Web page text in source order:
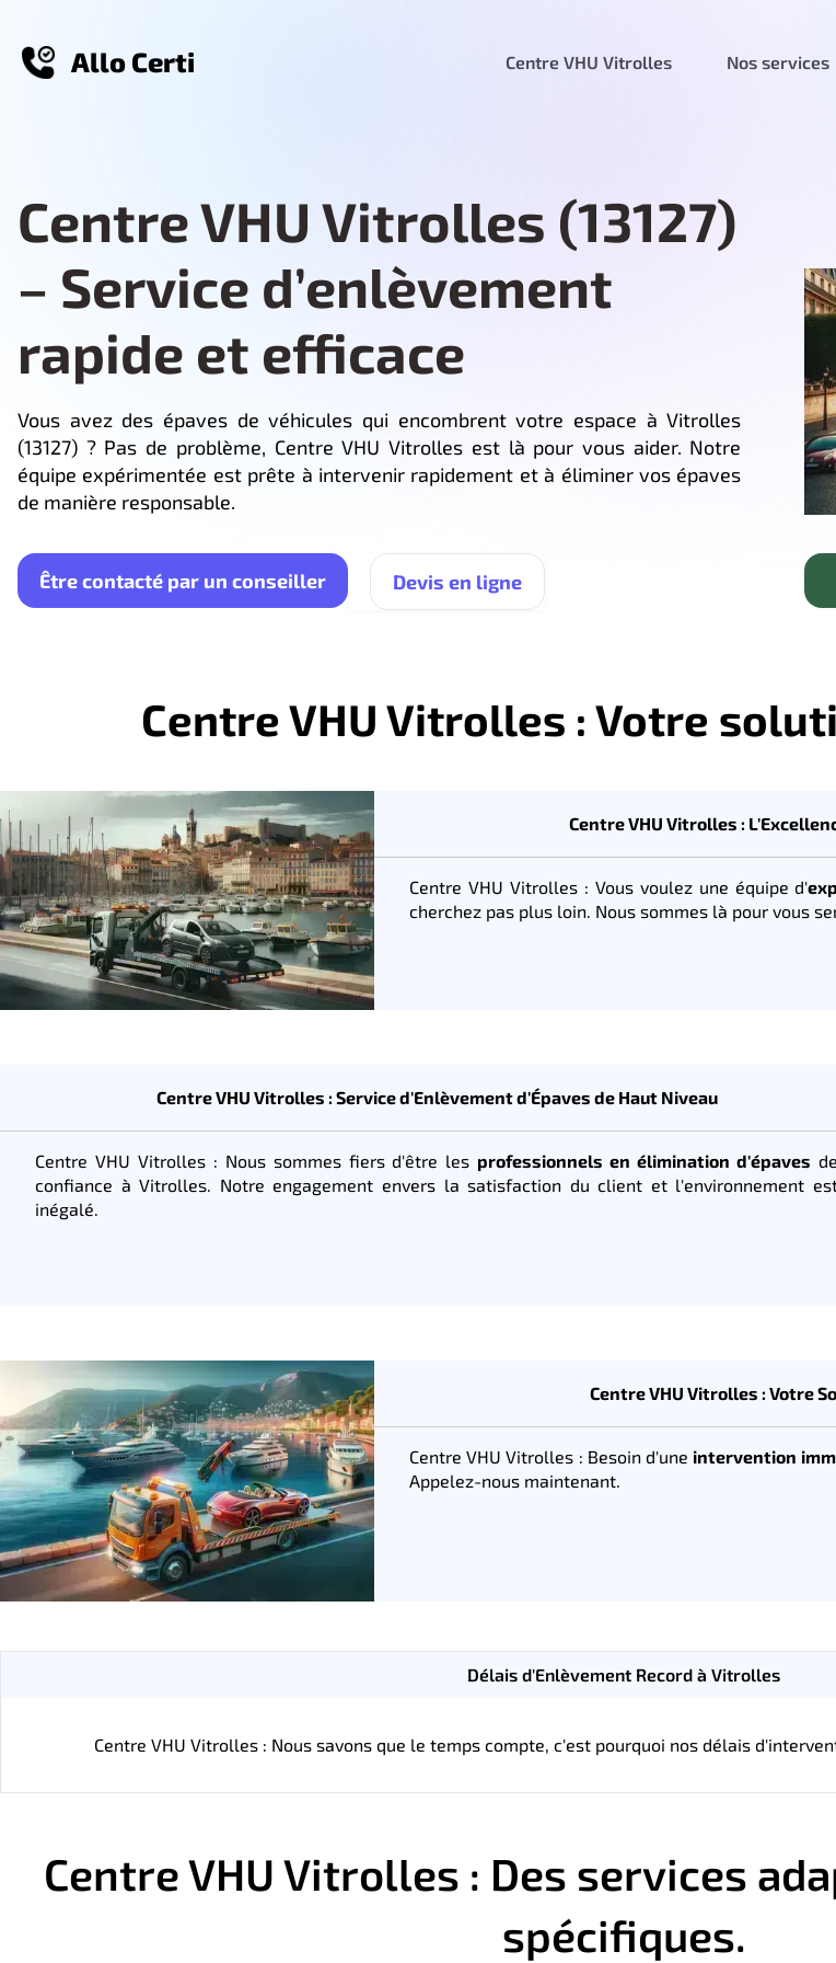
Allo Certi Centre VHU Vitrolles Nos services
Centre VHU Vitrolles (13127)
– Service d’enlèvement
rapide et efficace
Vous avez des épaves de véhicules qui encombrent votre espace à Vitrolles
(13127) ? Pas de problème, Centre VHU Vitrolles est là pour vous aider. Notre
équipe expérimentée est prête à intervenir rapidement et à éliminer vos épaves
de manière responsable.
Être contacté par un conseiller Devis en ligne
Centre VHU Vitrolles : Votre
Centre VHU Vitrolles :
Centre VHU Vitrolles : Vous voulez une équipe d'
cherchez pas plus loin. Nous sommes là pour vous
Centre VHU Vitrolles : Service d'Enlèvement d'Épaves de Haut Niveau
Centre VHU Vitrolles : Nous sommes fiers d'être les professionnels en élimination d'épaves de
confiance à Vitrolles. Notre engagement envers la satisfaction du client et l'environnement
inégalé.
Centre VHU Vitrolles : Votre
Centre VHU Vitrolles : Besoin d'une intervention
Appelez-nous maintenant.
Délais d'Enlèvement Record à Vitrolles
Centre VHU Vitrolles : Nous savons que le temps compte, c'est pourquoi nos délais
Centre VHU Vitrolles : Des services
spécifiques.